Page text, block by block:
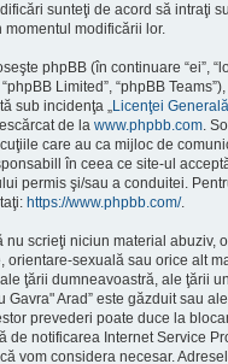
sunteţi de acord să intraţi
momentul modificării lor.
phpBB (în continuare “ei”,
Limited”, “phpBB
sub incidenţa „Licenţei
de la www.phpbb.com.
care au ca mijloc de
în ceea ce site-ul
permis şi/sau a conduitei.
https://www.phpbb.com/.
nu scrieţi niciun material abuziv,
orientare-sexuală sau orice alt
ţării dumneavoastră, ale ţării
Gavra" Arad” este găzduit sau
prevederi poate duce la
de notificarea Internet Service
vom considera necesar.